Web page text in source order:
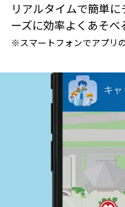
リアルタイムで簡単
ーズに効率よくあそべ
※スマートフォンでアプリ